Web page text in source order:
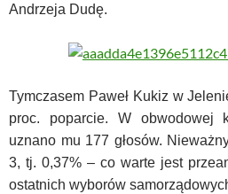
Andrzeja Dudę.
Tymczasem Paweł Kukiz w
proc. poparcie. W obwodowej
uznano mu 177 głosów.
3, tj. 0,37% – co warte jest
ostatnich wyborów